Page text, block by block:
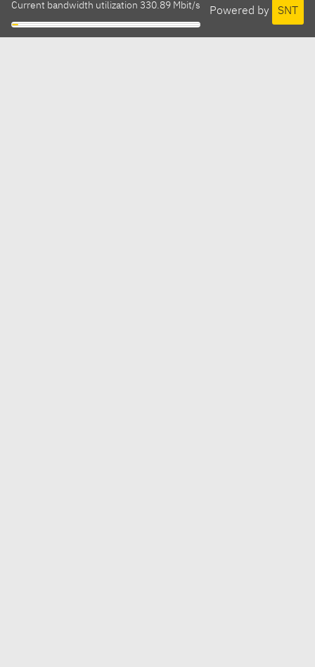
Powered by SNT
Current bandwidth utilization 330.89 Mbit/s